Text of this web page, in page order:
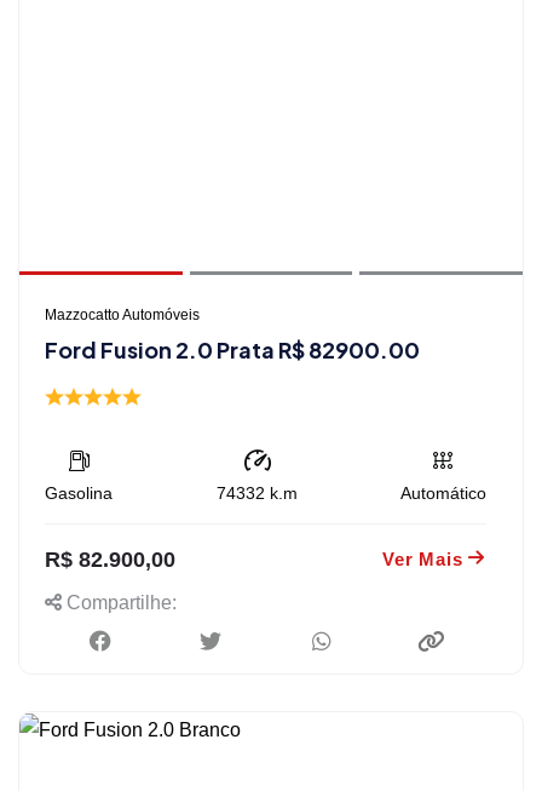
Mazzocatto Automóveis
Ford Fusion 2.0 Prata R$ 82900.00
Gasolina 74332 k.m Automático
R$ 82.900,00 Ver Mais
Compartilhe: